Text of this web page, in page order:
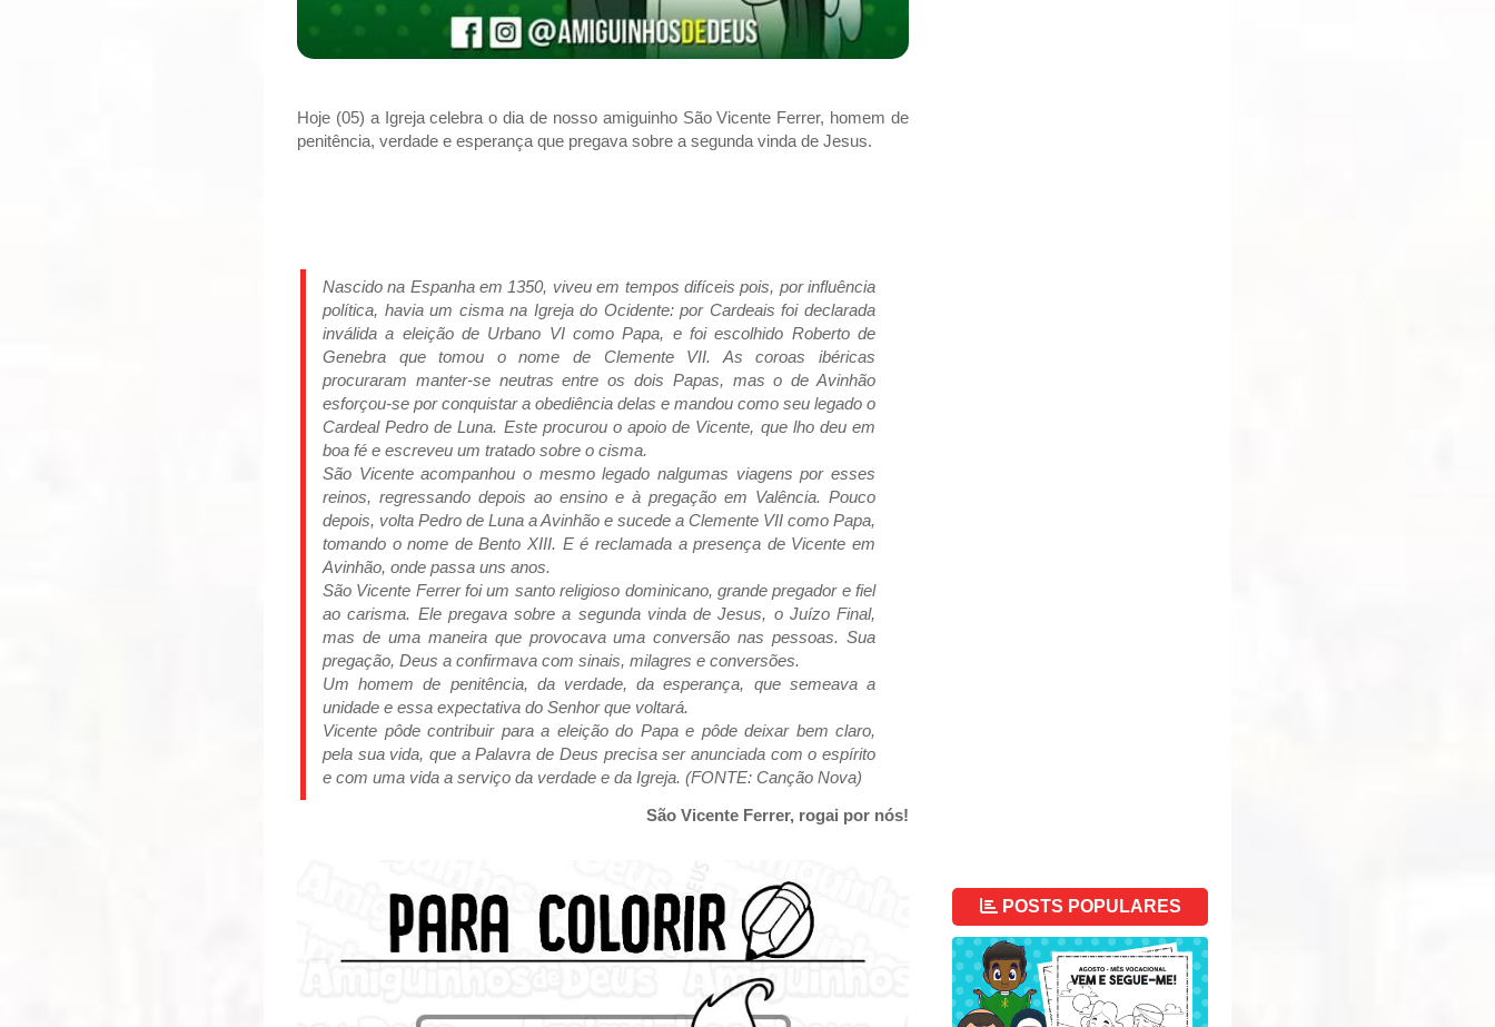
Hoje (05) a Igreja celebra o dia de nosso amiguinho São Vicente Ferrer, homem de
penitência, verdade e esperança que pregava sobre a segunda vinda de Jesus.
Nascido na Espanha em 1350, viveu em tempos difíceis pois, por influência
política, havia um cisma na Igreja do Ocidente: por Cardeais foi declarada
inválida a eleição de Urbano VI como Papa, e foi escolhido Roberto de
Genebra que tomou o nome de Clemente VII. As coroas ibéricas
procuraram manter-se neutras entre os dois Papas, mas o de Avinhão
esforçou-se por conquistar a obediência delas e mandou como seu legado o
Cardeal Pedro de Luna. Este procurou o apoio de Vicente, que lho deu em
boa fé e escreveu um tratado sobre o cisma.
São Vicente acompanhou o mesmo legado nalgumas viagens por esses
reinos, regressando depois ao ensino e à pregação em Valência. Pouco
depois, volta Pedro de Luna a Avinhão e sucede a Clemente VII como Papa,
tomando o nome de Bento XIII. E é reclamada a presença de Vicente em
Avinhão, onde passa uns anos.
São Vicente Ferrer foi um santo religioso dominicano, grande pregador e fiel
ao carisma. Ele pregava sobre a segunda vinda de Jesus, o Juízo Final,
mas de uma maneira que provocava uma conversão nas pessoas. Sua
pregação, Deus a confirmava com sinais, milagres e conversões.
Um homem de penitência, da verdade, da esperança, que semeava a
unidade e essa expectativa do Senhor que voltará.
Vicente pôde contribuir para a eleição do Papa e pôde deixar bem claro,
pela sua vida, que a Palavra de Deus precisa ser anunciada com o espírito
e com uma vida a serviço da verdade e da Igreja. (FONTE: Canção Nova)
São Vicente Ferrer, rogai por nós!
POSTS POPULARES